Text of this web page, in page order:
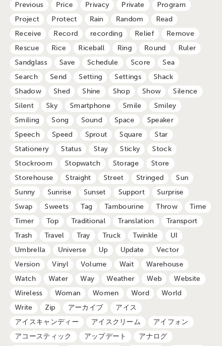
Previous
Price Privacy Private
Program
Project
Protect Rain Random
Read
Receive
Record recording Relief
Remove
Rescue
Rice Riceball Ring Round
Ruler
Sandglass
Save Schedule Score
Sea
Search
Send Setting Settings
Shack
Shadow
Shed Shine Shop Show
Silence
Silent
Sky Smartphone Smile
Smiley
Smiling
Song Sound Space
Speaker
Speech
Speed Sprout Square
Star
Stationery
Status Stay Sticky
Stock
Stockroom
Stopwatch Storage
Store
Storehouse
Straight Street Stringed
Sun
Sunny
Sunrise Sunset Support
Surprise
Swap
Sweets Tag Tambourine Throw
Time
Timer
Top Traditional Translation
Transport
Trash
Travel Tray Truck Twinkle
UI
Umbrella
Universe Up Update
Vector
Version
Vinyl Volume Wait
Warehouse
Watch
Water Way Weather Web
Website
Wireless
Woman Women Word
World
Write
Zip アーカイブ
アイス
アイスキャンディー
アイスクリーム
アイフォン
アコースティック
アップデート アナログ